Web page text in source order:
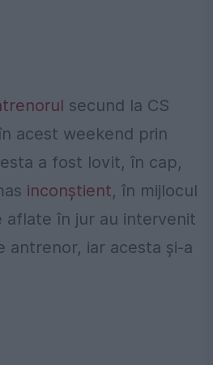
secund la CS
acest weekend prin
a fost lovit, în cap,
inconștient, în mijlocul
aflate în jur au intervenit
antrenor, iar acesta și-a